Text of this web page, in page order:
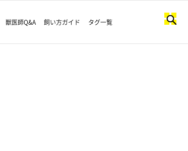
獣医師Q&A 飼い方ガイド タグ一覧